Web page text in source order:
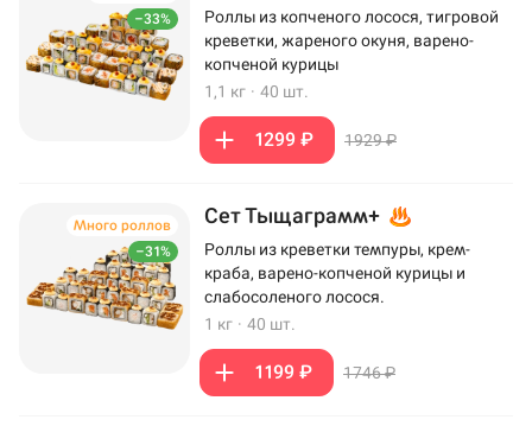
–33%
Роллы из копченого лосося, тигровой
креветки, жареного окуня, варено-
копченой курицы
1,1 кг · 40 шт.
1299 ₽ 1929 ₽
–31%
Много роллов Сет Тыщаграмм+
Роллы из креветки темпуры, крем-
краба, варено-копченой курицы и
слабосоленого лосося.
1 кг · 40 шт.
1199 ₽ 1746 ₽